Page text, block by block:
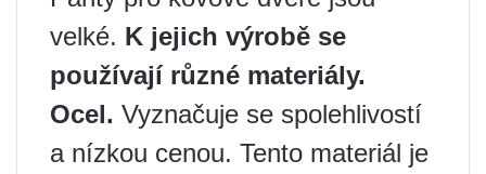
velké. K jejich výrobě se
používají různé materiály.
Ocel. Vyznačuje se spolehlivostí
a nízkou cenou. Tento materiál je